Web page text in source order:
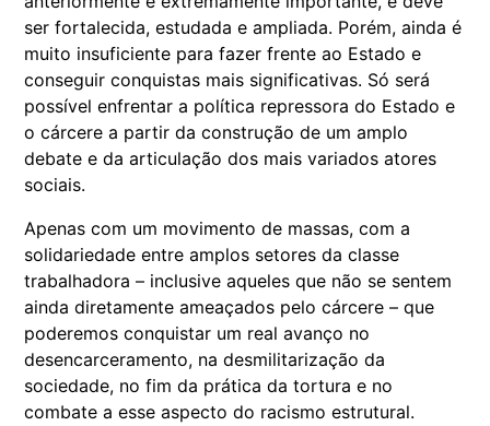
ser fortalecida, estudada e ampliada. Porém, ainda é
muito insuficiente para fazer frente ao Estado e
conseguir conquistas mais significativas. Só será
possível enfrentar a política repressora do Estado e
o cárcere a partir da construção de um amplo
debate e da articulação dos mais variados atores
sociais.
Apenas com um movimento de massas, com a
solidariedade entre amplos setores da classe
trabalhadora – inclusive aqueles que não se sentem
ainda diretamente ameaçados pelo cárcere – que
poderemos conquistar um real avanço no
desencarceramento, na desmilitarização da
sociedade, no fim da prática da tortura e no
combate a esse aspecto do racismo estrutural.